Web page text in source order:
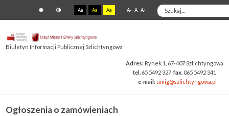
Aa Aa Aa A- A A+
Biuletyn Informacji Publicznej Szlichtyngowa
Adres: Rynek 1, 67-407 Szlichtyngowa
tel.65 5492 327 fax.065 5492 341
e-mail: umig@szlichtyngowa.pl
Ogłoszenia o zamówieniach